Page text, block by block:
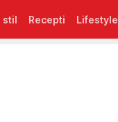
stil Recepti Lifestyle